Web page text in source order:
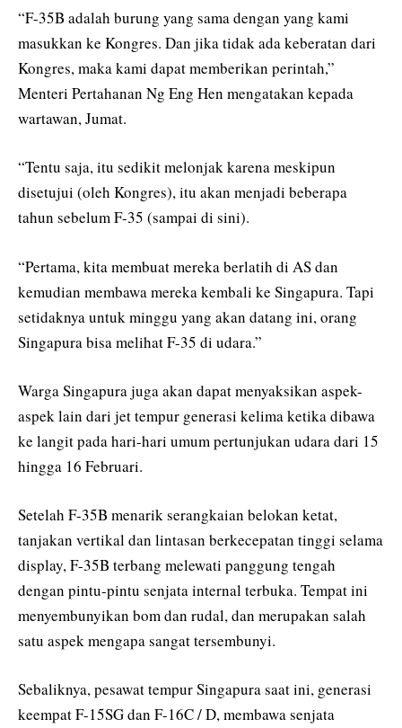
“F-35B adalah burung yang sama dengan yang kami
masukkan ke Kongres. Dan jika tidak ada keberatan dari
Kongres, maka kami dapat memberikan perintah,”
Menteri Pertahanan Ng Eng Hen mengatakan kepada
wartawan, Jumat.
“Tentu saja, itu sedikit melonjak karena meskipun
disetujui (oleh Kongres), itu akan menjadi beberapa
tahun sebelum F-35 (sampai di sini).
“Pertama, kita membuat mereka berlatih di AS dan
kemudian membawa mereka kembali ke Singapura. Tapi
setidaknya untuk minggu yang akan datang ini, orang
Singapura bisa melihat F-35 di udara.”
Warga Singapura juga akan dapat menyaksikan aspek-
aspek lain dari jet tempur generasi kelima ketika dibawa
ke langit pada hari-hari umum pertunjukan udara dari 15
hingga 16 Februari.
Setelah F-35B menarik serangkaian belokan ketat,
tanjakan vertikal dan lintasan berkecepatan tinggi selama
display, F-35B terbang melewati panggung tengah
dengan pintu-pintu senjata internal terbuka. Tempat ini
menyembunyikan bom dan rudal, dan merupakan salah
satu aspek mengapa sangat tersembunyi.
Sebaliknya, pesawat tempur Singapura saat ini, generasi
keempat F-15SG dan F-16C / D, membawa senjata